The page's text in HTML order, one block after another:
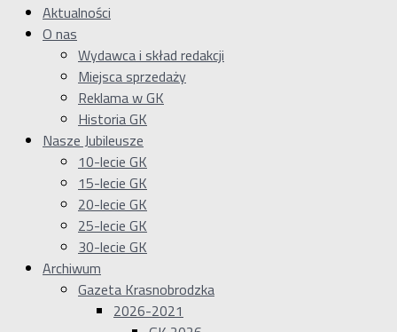
Aktualności
O nas
Wydawca i skład redakcji
Miejsca sprzedaży
Reklama w GK
Historia GK
Nasze Jubileusze
10-lecie GK
15-lecie GK
20-lecie GK
25-lecie GK
30-lecie GK
Archiwum
Gazeta Krasnobrodzka
2026-2021